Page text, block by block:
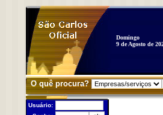
Domingo
9 de Agosto de
O quê procura?
Usuário: